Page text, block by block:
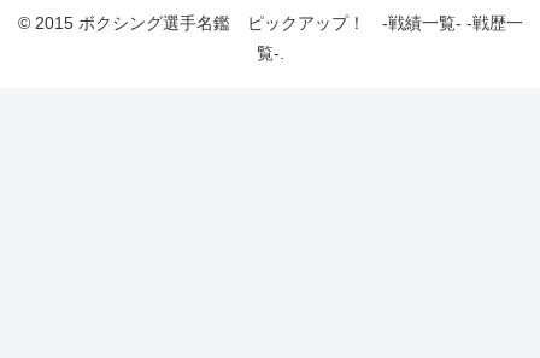
© 2015 ボクシング選手名鑑 ピックアップ！ -戦績一覧- -戦歴一
覧-.